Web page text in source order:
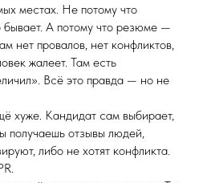
местах. Не потому что
бывает. А потому что резюме —
нет провалов, нет конфликтов,
жалеет. Там есть
Всё это правда — но не
хуже. Кандидат сам выбирает,
получаешь отзывы людей,
либо не хотят конфликта.